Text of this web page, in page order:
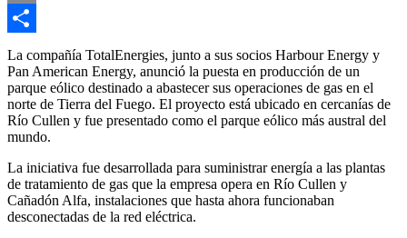
Email
Compartir
La compañía TotalEnergies, junto a sus socios Harbour Energy y
Pan American Energy, anunció la puesta en producción de un
parque eólico destinado a abastecer sus operaciones de gas en el
norte de Tierra del Fuego. El proyecto está ubicado en cercanías de
Río Cullen y fue presentado como el parque eólico más austral del
mundo.
La iniciativa fue desarrollada para suministrar energía a las plantas
de tratamiento de gas que la empresa opera en Río Cullen y
Cañadón Alfa, instalaciones que hasta ahora funcionaban
desconectadas de la red eléctrica.